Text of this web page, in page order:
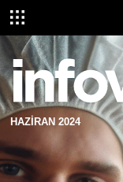
HAZİRAN 2024